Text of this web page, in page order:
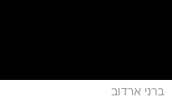
ברני ארדוב